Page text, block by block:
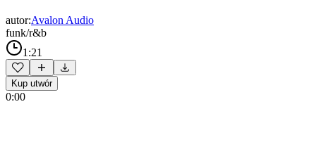
autor:Avalon Audio
funk/r&b
1:21
Kup utwór
0:00